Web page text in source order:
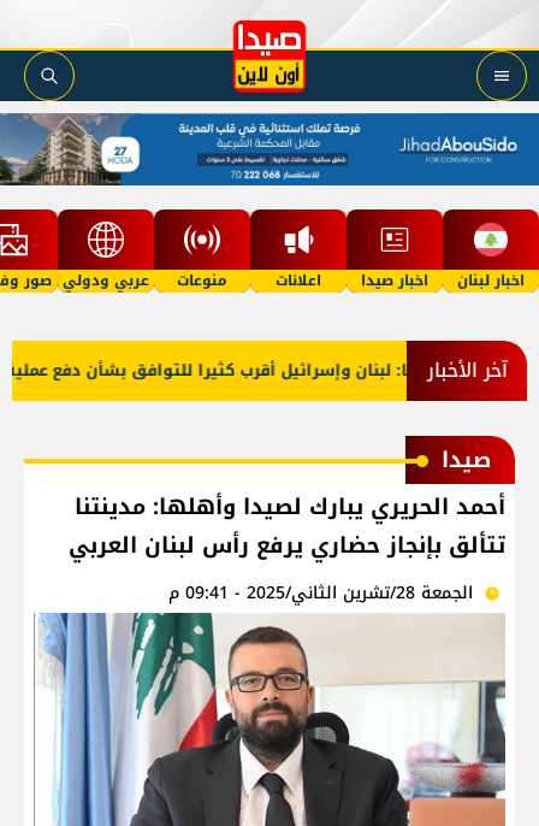
اخبار لبنان اخبار صيدا اعلانات منوعات عربي ودولي صور
آخر الأخبار
خارجية أميركا: لبنان وإسرائيل أقرب كثيرا للتوافق بشأن دفع عملية
صيدا
أحمد الحريري يبارك لصيدا وأهلها: مدينتنا
تتألق بإنجاز حضاري يرفع رأس لبنان العربي
الجمعة 28/تشرين الثاني/2025 - 09:41 م